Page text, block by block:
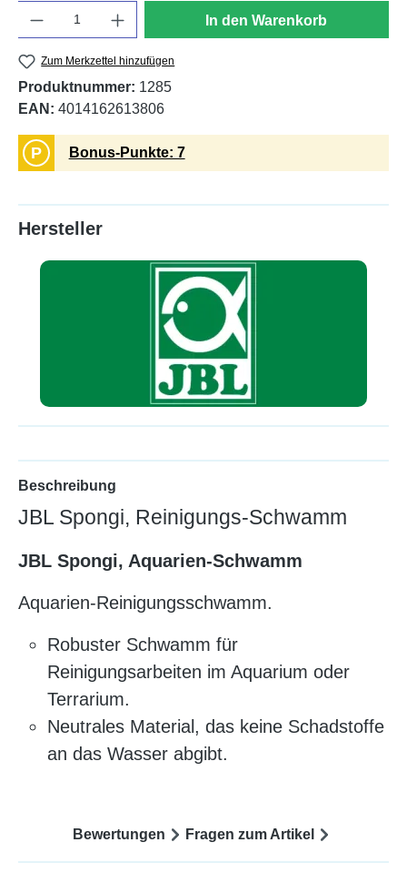
In den Warenkorb
Zum Merkzettel hinzufügen
Produktnummer: 1285
EAN: 4014162613806
P Bonus-Punkte: 7
Hersteller
Beschreibung
JBL Spongi, Reinigungs-Schwamm
JBL Spongi, Aquarien-Schwamm
Aquarien-Reinigungsschwamm.
Robuster Schwamm für
Reinigungsarbeiten im Aquarium oder
Terrarium.
Neutrales Material, das keine Schadstoffe
an das Wasser abgibt.
Bewertungen Fragen zum Artikel